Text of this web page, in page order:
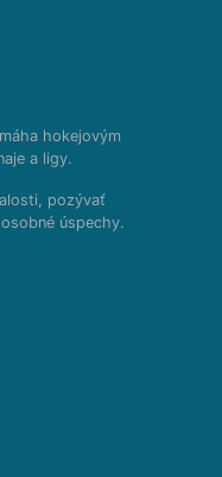
hokejovým
a ligy.
pozývať
úspechy.